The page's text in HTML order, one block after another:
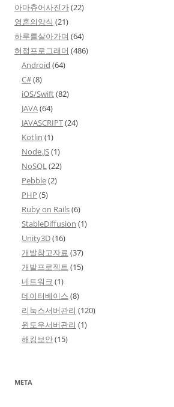
아마츄어사진가(22)
영혼의양식 (21)
하루를살아가며 (64)
허접프로그래머 (486)
Android (64)
C#(8)
iOS/Swift(82)
JAVA(64)
JAVASCRIPT(24)
Kotlin (1)
Node.JS(1)
NoSQL(22)
Pebble(2)
PHP (5)
Ruby on Rails(6)
StableDiffusion (1)
Unity3D(16)
개발참고자료 (37)
개발프로젝트 (15)
네트워크 (1)
데이터베이스 (8)
리눅스서버관리 (120)
윈도우서버관리 (1)
해킹보안(15)
META